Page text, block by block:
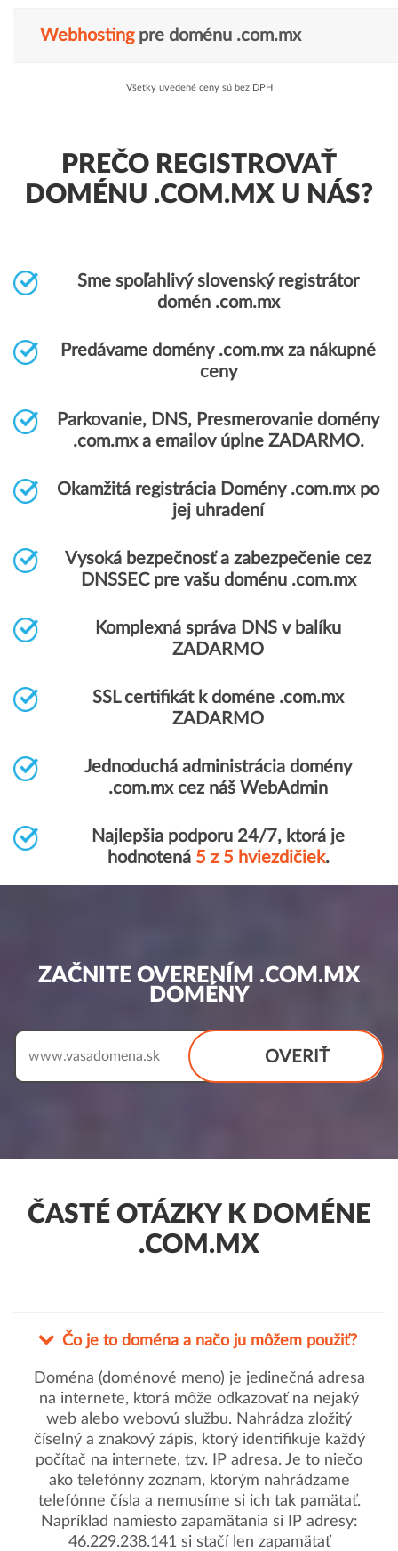
Webhostingpre doménu .com.mx
Všetky uvedené ceny sú bez DPH
PREČO REGISTROVAŤ
DOMÉNU .COM.MX U NÁS?
Sme spoľahlivý slovenský registrátor
domén .com.mx
Predávame domény .com.mx za nákupné
ceny
Parkovanie, DNS, Presmerovanie domény
.com.mx a emailov úplne ZADARMO.
Okamžitá registrácia Domény .com.mx po
jej uhradení
Vysoká bezpečnosť a zabezpečenie cez
DNSSEC pre vašu doménu .com.mx
Komplexná správa DNS v balíku
ZADARMO
SSL certifikát k doméne .com.mx
ZADARMO
Jednoduchá administrácia domény
.com.mx cez náš WebAdmin
Najlepšia podporu 24/7, ktorá je
hodnotená 5 z 5 hviezdičiek.
ZAČNITE OVERENÍM .COM.MX
DOMÉNY
OVERIŤ
www.
ČASTÉ OTÁZKY K DOMÉNE
.COM.MX
Čo je to doména a načo ju môžem použiť?
Doména (doménové meno) je jedinečná adresa
na internete, ktorá môže odkazovať na nejaký
web alebo webovú službu. Nahrádza zložitý
číselný a znakový zápis, ktorý identifikuje každý
počítač na internete, tzv. IP adresa. Je to niečo
ako telefónny zoznam, ktorým nahrádzame
telefónne čísla a nemusíme si ich tak pamätať.
Napríklad namiesto zapamätania si IP adresy:
46.229.238.141 si stačí len zapamätať